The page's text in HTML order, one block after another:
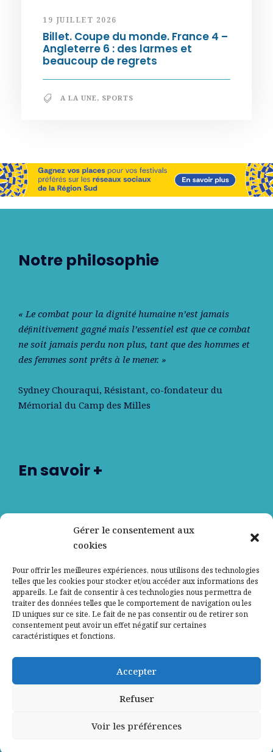
Gérer le consentement aux
cookies
Pour offrir les meilleures expériences, nous utilisons des technologies
telles que les cookies pour stocker et/ou accéder aux informations des
appareils. Le fait de consentir à ces technologies nous permettra de
traiter des données telles que le comportement de navigation ou les
ID uniques sur ce site. Le fait de ne pas consentir ou de retirer son
consentement peut avoir un effet négatif sur certaines
caractéristiques et fonctions.
Accepter
Refuser
Voir les préférences
19 JUILLET 2026
Billet. Coupe du monde. France 4 –
Angleterre 6 : des larmes et
beaucoup de regrets
A LA UNE, SPORTS
Notre philosophie
« Le combat pour la dignité humaine n’est jamais
déﬁnitivement gagné mais l’essentiel est que ce combat
ne soit jamais perdu non plus, tant que des hommes et
des femmes sont prêts à le mener. »
Sydney Chouraqui, Résistant, co-fondateur du
Mémorial du Camp des Milles
En savoir +
Contactez-nous
Mentions légales